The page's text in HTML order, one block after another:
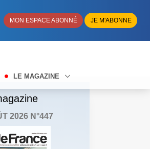
MON ESPACE ABONNÉ JE M'ABONNE
LE MAGAZINE
2026 N°447